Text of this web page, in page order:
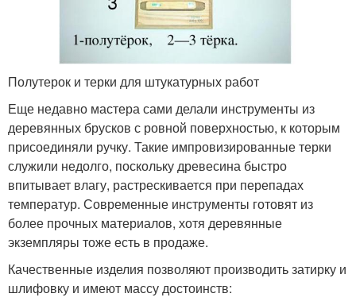
Полутерок и терки для штукатурных работ
Еще недавно мастера сами делали инструменты из
деревянных брусков с ровной поверхностью, к которым
присоединяли ручку. Такие импровизированные терки
служили недолго, поскольку древесина быстро
впитывает влагу, растрескивается при перепадах
температур. Современные инструменты готовят из
более прочных материалов, хотя деревянные
экземпляры тоже есть в продаже.
Качественные изделия позволяют производить затирку и
шлифовку и имеют массу достоинств: